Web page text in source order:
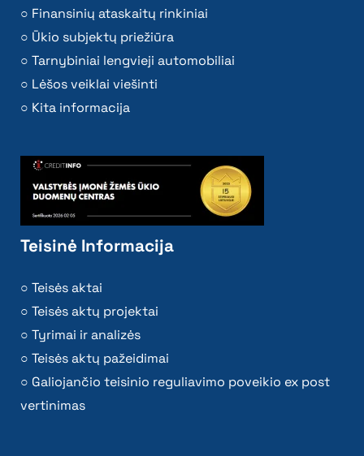
Finansinių ataskaitų rinkiniai
Ūkio subjektų priežiūra
Tarnybiniai lengvieji automobiliai
Lėšos veiklai viešinti
Kita informacija
Teisinė Informacija
Teisės aktai
Teisės aktų projektai
Tyrimai ir analizės
Teisės aktų pažeidimai
Galiojančio teisinio reguliavimo poveikio ex post
vertinimas